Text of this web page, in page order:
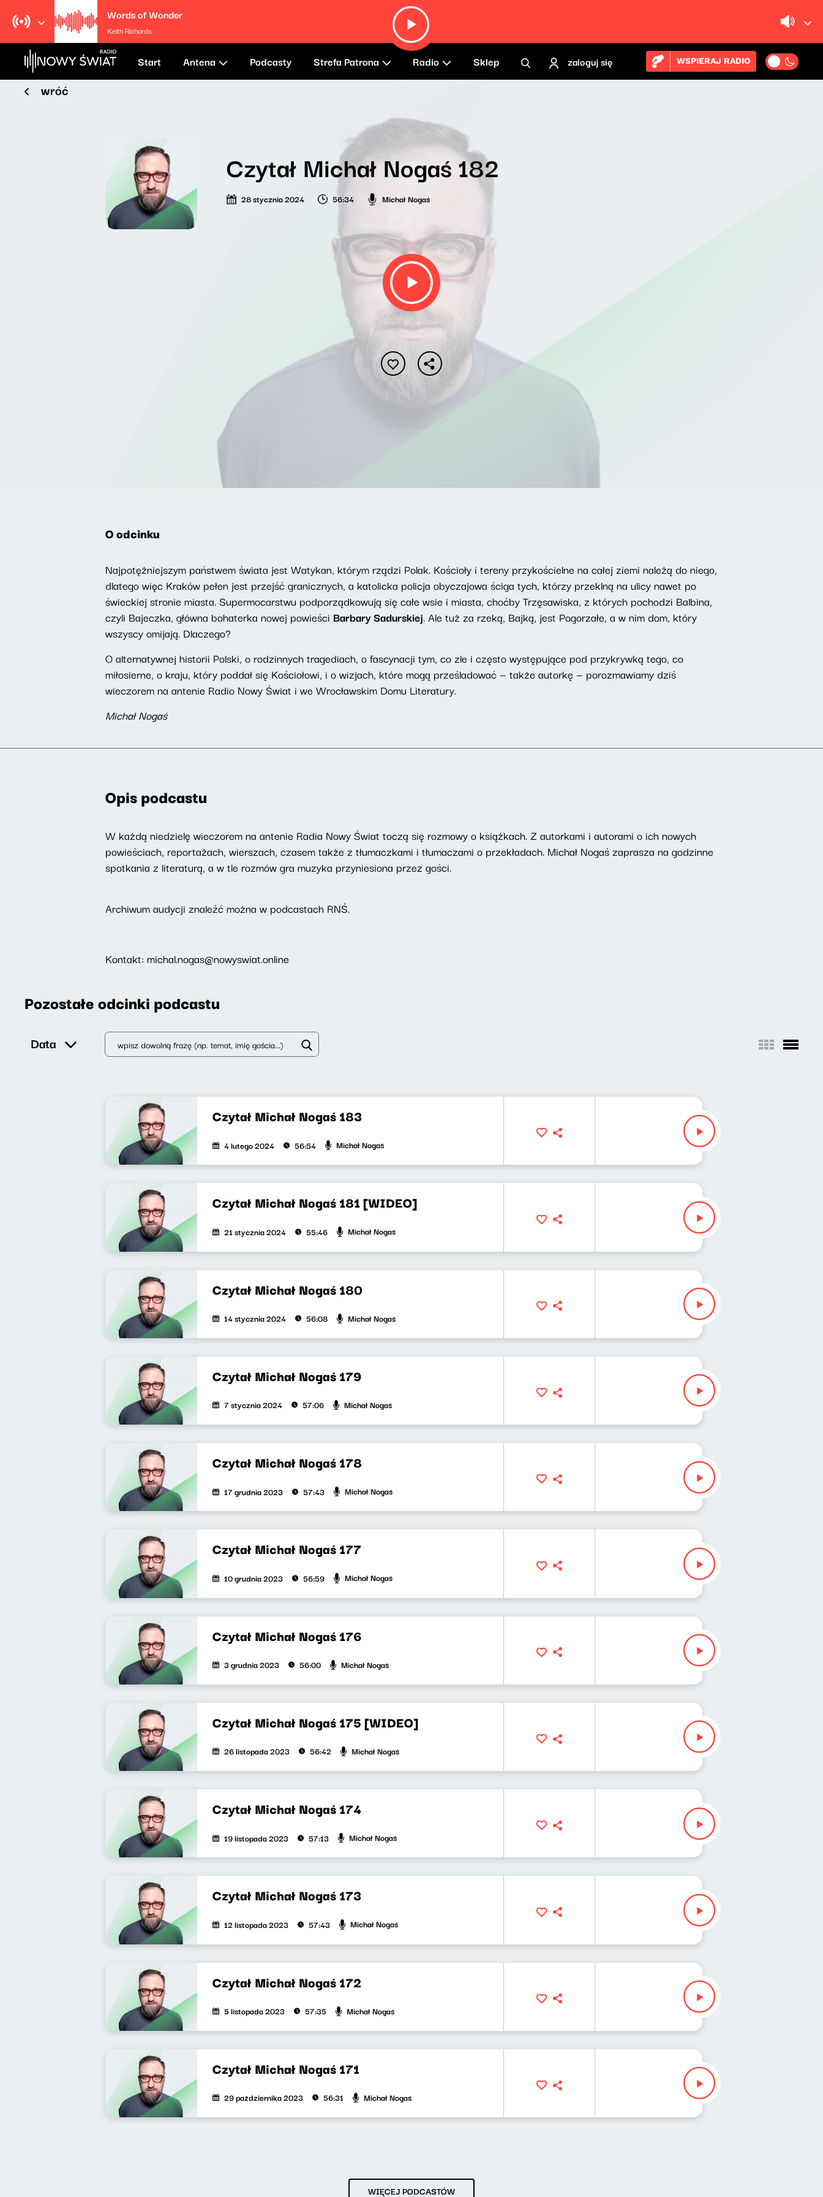
Words of Wonder
Keith Richards
Start Antena Podcasty Strefa Patrona Radio Sklep zaloguj się WSPIERAJ RADIO
wróć
Czytał Michał Nogaś 182
28 stycznia 2024 56:34 Michał Nogaś
O odcinku
Najpotężniejszym państwem świata jest Watykan, którym rządzi Polak. Kościoły i tereny przykościelne na całej ziemi należą do niego,
dlatego więc Kraków pełen jest przejść granicznych, a katolicka policja obyczajowa ściga tych, którzy przeklną na ulicy nawet po
świeckiej stronie miasta. Supermocarstwu podporządkowują się całe wsie i miasta, choćby Trzęsawiska, z których pochodzi Balbina,
czyli Bajeczka, główna bohaterka nowej powieści Barbary Sadurskiej. Ale tuż za rzeką, Bajką, jest Pogorzałe, a w nim dom, który
wszyscy omijają. Dlaczego?
O alternatywnej historii Polski, o rodzinnych tragediach, o fascynacji tym, co zle i często występujące pod przykrywką tego, co
miłosierne, o kraju, który poddał się Kościołowi, i o wizjach, które mogą prześladować — także autorkę — porozmawiamy dziś
wieczorem na antenie Radio Nowy Świat i we Wrocławskim Domu Literatury.
Michał Nogaś
Opis podcastu
W każdą niedzielę wieczorem na antenie Radia Nowy Świat toczą się rozmowy o książkach. Z autorkami i autorami o ich nowych
powieściach, reportażach, wierszach, czasem także z tłumaczkami i tłumaczami o przekładach. Michał Nogaś zaprasza na godzinne
spotkania z literaturą, a w tle rozmów gra muzyka przyniesiona przez gości.
Archiwum audycji znaleźć można w podcastach RNŚ.
Kontakt: michal.nogas@nowyswiat.online
Pozostałe odcinki podcastu
Data
Czytał Michał Nogaś 183
4 lutego 2024 56:54 Michał Nogaś
Czytał Michał Nogaś 181 [WIDEO]
21 stycznia 2024 55:46 Michał Nogaś
Czytał Michał Nogaś 180
14 stycznia 2024 56:08 Michał Nogaś
Czytał Michał Nogaś 179
7 stycznia 2024 57:06 Michał Nogaś
Czytał Michał Nogaś 178
17 grudnia 2023 57:43 Michał Nogaś
Czytał Michał Nogaś 177
10 grudnia 2023 56:59 Michał Nogaś
Czytał Michał Nogaś 176
3 grudnia 2023 56:00 Michał Nogaś
Czytał Michał Nogaś 175 [WIDEO]
26 listopada 2023 56:42 Michał Nogaś
Czytał Michał Nogaś 174
19 listopada 2023 57:13 Michał Nogaś
Czytał Michał Nogaś 173
12 listopada 2023 57:43 Michał Nogaś
Czytał Michał Nogaś 172
5 listopada 2023 57:35 Michał Nogaś
Czytał Michał Nogaś 171
29 października 2023 56:31 Michał Nogaś
WIĘCEJ PODCASTÓW